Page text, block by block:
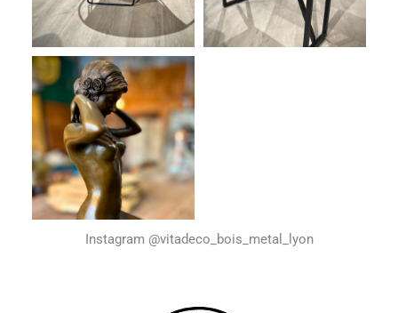
Instagram @vitadeco_bois_metal_lyon